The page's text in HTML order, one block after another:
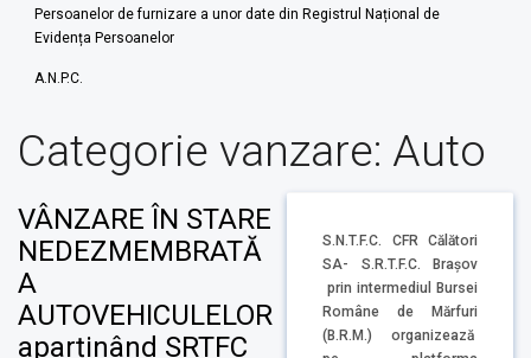
Persoanelor de furnizare a unor date din Registrul Național de
Evidența Persoanelor
A.N.P.C.
Categorie vanzare: Auto
VÂNZARE ÎN STARE
NEDEZMEMBRATĂ
A
AUTOVEHICULELOR
aparținând SRTFC
S.N.T.F.C. CFR Călători
SA- S.R.T.F.C. Brașov
prin intermediul Bursei
Române de Mărfuri
(B.R.M.) organizează